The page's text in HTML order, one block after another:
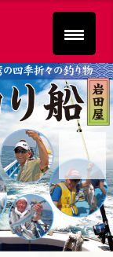
Next